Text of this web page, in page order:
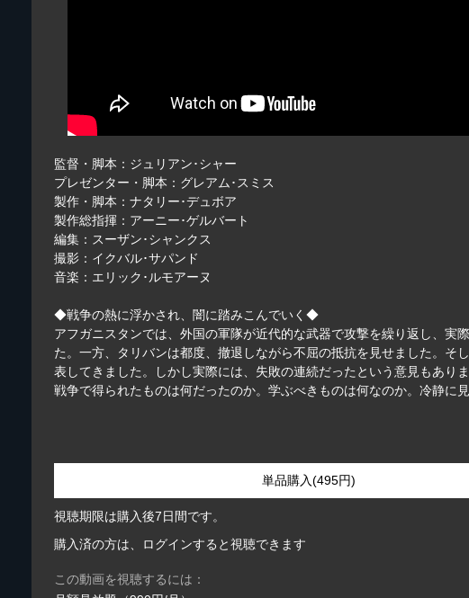
監督・脚本：ジュリアン･シャー
プレゼンター・脚本：グレアム･スミス
製作・脚本：ナタリー･デュボア
製作総指揮：アーニー･ゲルバート
編集：スーザン･シャンクス
撮影：イクバル･サパンド
音楽：エリック･ルモアーヌ
◆戦争の熱に浮かされ、闇に踏みこんでいく◆
アフガニスタンでは、外国の軍隊が近代的な武器で攻撃を繰り返し、
た。一方、タリバンは都度、撤退しながら不屈の抵抗を見せました。
表してきました。しかし実際には、失敗の連続だったという意見もあ
戦争で得られたものは何だったのか。学ぶべきものは何なのか。冷静に
単品購入(495円)
視聴期限は購入後7日間です。
購入済の方は、ログインすると視聴できます
この動画を視聴するには：